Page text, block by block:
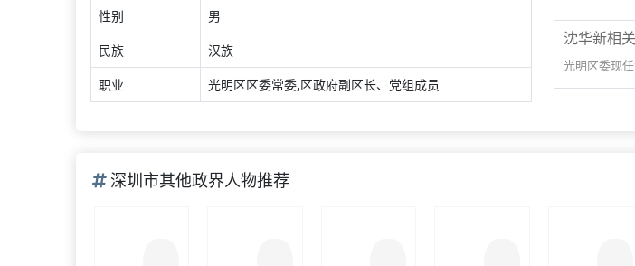
性别
男
民族
汉族
职业
光明区区委常委,区政府副区长、党组成员
沈华新相
光明区委现
深圳市其他政界人物推荐